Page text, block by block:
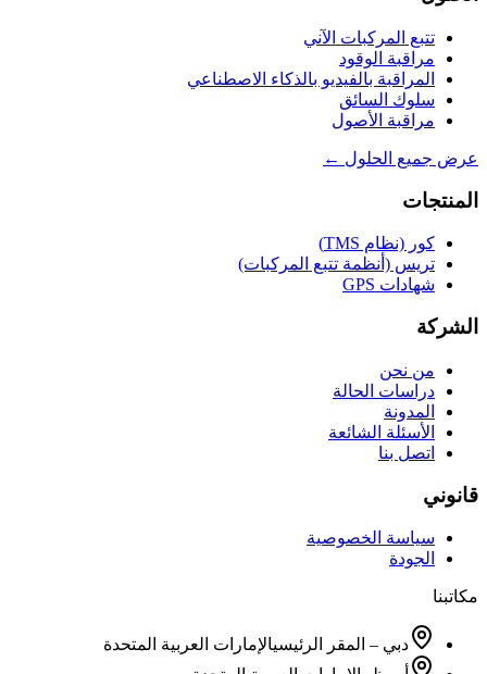
تتبع المركبات الآني
مراقبة الوقود
المراقبة بالفيديو بالذكاء الاصطناعي
سلوك السائق
مراقبة الأصول
عرض جميع الحلول ←
المنتجات
كور (نظام TMS)
تريس (أنظمة تتبع المركبات)
شهادات GPS
الشركة
من نحن
دراسات الحالة
المدونة
الأسئلة الشائعة
اتصل بنا
قانوني
سياسة الخصوصية
الجودة
مكاتبنا
دبي – المقر الرئيسيالإمارات العربية المتحدة